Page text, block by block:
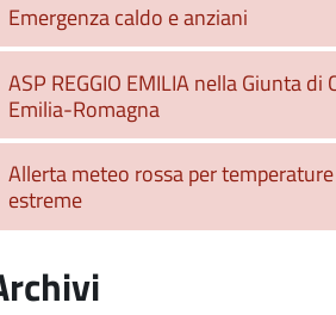
Emergenza caldo e anziani
ASP REGGIO EMILIA nella Giunta di
Emilia-Romagna
Allerta meteo rossa per temperature
estreme